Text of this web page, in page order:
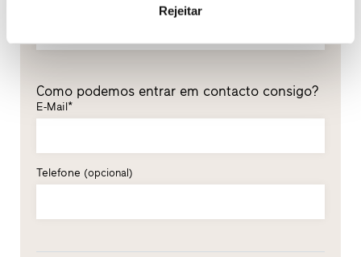
Rejeitar
Como podemos entrar em contacto consigo?
E-Mail*
Telefone (opcional)